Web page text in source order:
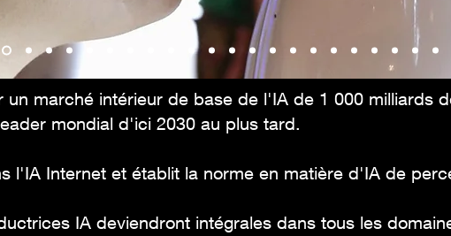
un marché intérieur de base de l'IA de 1 000 milliards
mondial d'ici 2030 au plus tard.
l'IA Internet et établit la norme en matière d'IA de
IA deviendront intégrales dans tous les